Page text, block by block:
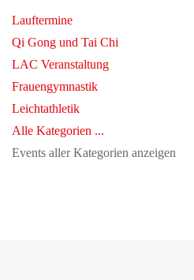
Lauftermine
Qi Gong und Tai Chi
LAC Veranstaltung
Frauengymnastik
Leichtathletik
Alle Kategorien ...
Events aller Kategorien anzeigen